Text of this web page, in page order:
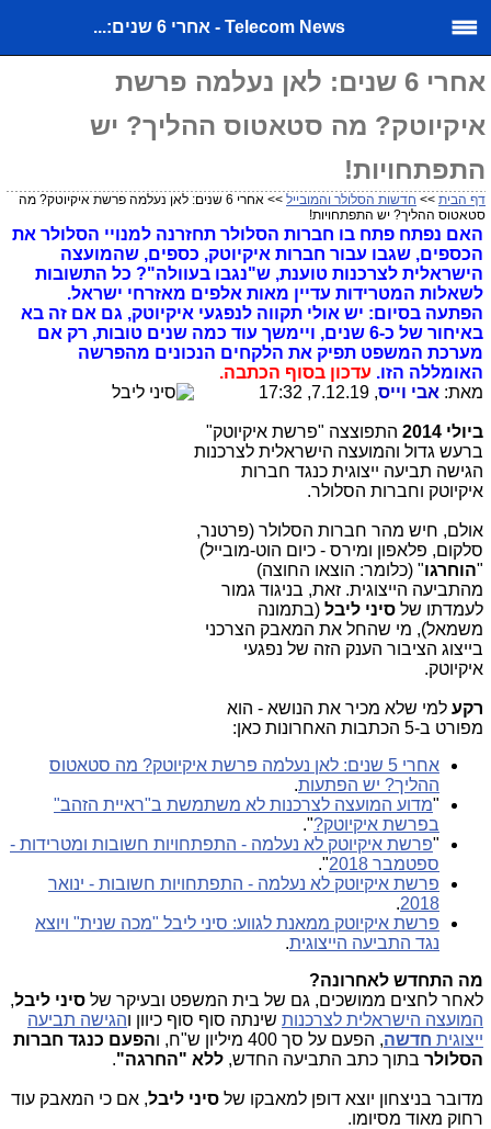
Telecom News - אחרי 6 שנים:...
אחרי 6 שנים: לאן נעלמה פרשת
איקיוטק? מה סטאטוס ההליך? יש
התפתחויות!
דף הבית >> חדשות הסלולר והמובייל
>> אחרי 6 שנים: לאן נעלמה פרשת איקיוטק? מה
סטאטוס ההליך? יש התפתחויות!
האם נפתח פתח בו חברות הסלולר תחזרנה למנויי הסלולר את
הכספים, שגבו עבור חברות איקיוטק, כספים, שהמועצה
הישראלית לצרכנות טוענת, ש"נגבו בעוולה"? כל התשובות
לשאלות המטרידות עדיין מאות אלפים מאזרחי ישראל.
הפתעה בסיום: יש אולי תקווה לנפגעי איקיוטק, גם אם זה בא
באיחור של כ-6 שנים, ויימשך עוד כמה שנים טובות, רק אם
מערכת המשפט תפיק את הלקחים הנכונים מהפרשה
האומללה הזו. עדכון בסוף הכתבה.
מאת: אבי וייס, 7.12.19, 17:32
ביולי 2014
התפוצצה "פרשת איקיוטק"
ברעש גדול והמועצה הישראלית לצרכנות
הגישה תביעה ייצוגית כנגד חברות
איקיוטק וחברות הסלולר.
אולם, חיש מהר חברות הסלולר (פרטנר,
סלקום, פלאפון ומירס - כיום הוט-מובייל)
"הוחרגו" (כלומר: הוצאו החוצה)
מהתביעה הייצוגית. זאת, בניגוד גמור
לעמדתו של סיני ליבל (בתמונה
משמאל), מי שהחל את המאבק הצרכני
בייצוג הציבור הענק הזה של נפגעי
איקיוטק.
רקע למי שלא מכיר את הנושא - הוא
מפורט ב-5 הכתבות האחרונות כאן:
אחרי 5 שנים: לאן נעלמה פרשת איקיוטק? מה סטאטוס
ההליך? יש הפתעות.
"מדוע המועצה לצרכנות לא משתמשת ב"ראיית הזהב"
בפרשת איקיוטק?".
"פרשת איקיוטק לא נעלמה - התפתחויות חשובות ומטרידות -
ספטמבר 2018
".
פרשת איקיוטק לא נעלמה - התפתחויות חשובות - ינואר
2018
.
פרשת איקיוטק ממאנת לגווע: סיני ליבל "מכה שנית" ויוצא
נגד התביעה הייצוגית.
מה התחדש לאחרונה?
לאחר לחצים ממושכים, גם של בית המשפט ובעיקר של סיני ליבל,
המועצה הישראלית לצרכנות שינתה סוף סוף כיוון והגישה תביעה
ייצוגית חדשה, הפעם על סך 400 מיליון ש"ח, ו הפעם כנגד חברות
הסלולר בתוך כתב התביעה החדש, ללא "החרגה".
מדובר בניצחון יוצא דופן למאבקו של סיני ליבל, אם כי המאבק עוד
רחוק מאוד מסיומו.